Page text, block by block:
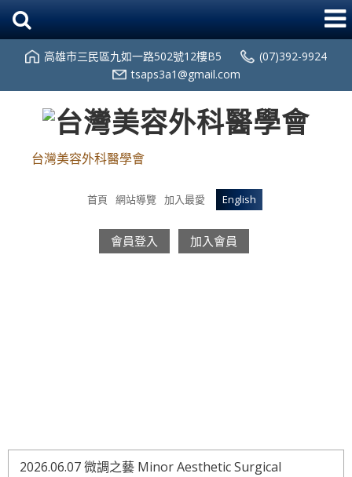
高雄市三民區九如一路502號12樓B5
(07)392-9924
tsaps3a1@gmail.com
台灣美容外科醫學會
首頁 網站導覽 加入最愛 English
會員登入 加入會員
2026.06.07 微調之藝 Minor Aesthetic Surgical